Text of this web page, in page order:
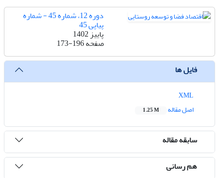
دوره 12، شماره 45 - شماره
پیاپی 45
پاییز 1402
صفحه173-196
فایل ها
اصل مقاله
1.25 M
سابقه مقاله
هم رسانی